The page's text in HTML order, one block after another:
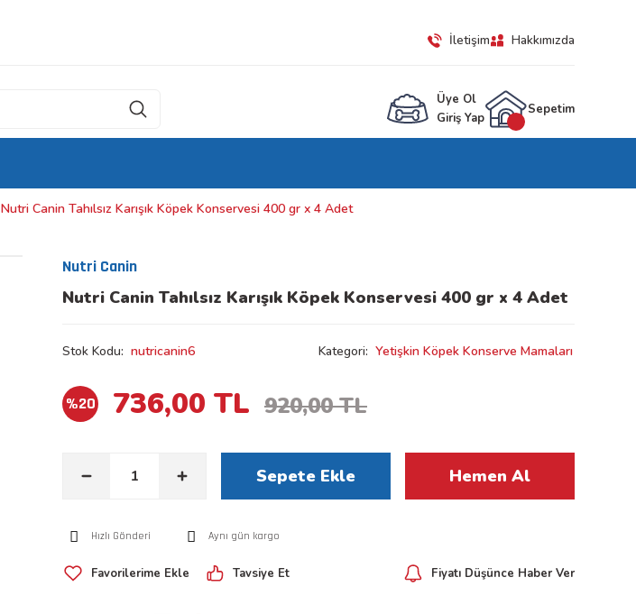
İletişim Hakkımızda
Üye Ol
Giriş Yap
Sepetim
Nutri Canin Tahılsız Karışık Köpek Konservesi 400 gr x 4 Adet
Nutri Canin
Nutri Canin Tahılsız Karışık Köpek Konservesi 400 gr x 4 Adet
Stok Kodu nutricanin6 Kategori Yetişkin Köpek Konserve Mamaları
%20 736,00 TL 920,00 TL
Sepete Ekle Hemen Al
Hızlı Gönderi Aynı gün kargo
Tavsiye Et Fiyatı Düşünce Haber Ver